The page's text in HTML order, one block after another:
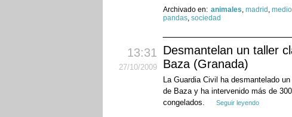
Archivado en: animales, madrid ,
pandas, sociedad
13:31
27/10/2009
Desmantelan un taller
Baza (Granada)
La Guardia Civil ha desmantelado
de Baza y ha intervenido más de
congelados.
Seguir leyendo